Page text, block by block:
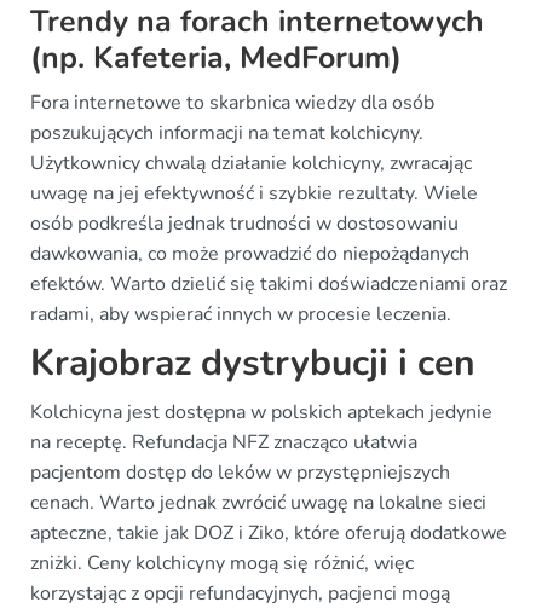
Trendy na forach internetowych
(np. Kafeteria, MedForum)
Fora internetowe to skarbnica wiedzy dla osób
poszukujących informacji na temat kolchicyny.
Użytkownicy chwalą działanie kolchicyny, zwracając
uwagę na jej efektywność i szybkie rezultaty. Wiele
osób podkreśla jednak trudności w dostosowaniu
dawkowania, co może prowadzić do niepożądanych
efektów. Warto dzielić się takimi doświadczeniami oraz
radami, aby wspierać innych w procesie leczenia.
Krajobraz dystrybucji i cen
Kolchicyna jest dostępna w polskich aptekach jedynie
na receptę. Refundacja NFZ znacząco ułatwia
pacjentom dostęp do leków w przystępniejszych
cenach. Warto jednak zwrócić uwagę na lokalne sieci
apteczne, takie jak DOZ i Ziko, które oferują dodatkowe
zniżki. Ceny kolchicyny mogą się różnić, więc
korzystając z opcji refundacyjnych, pacjenci mogą